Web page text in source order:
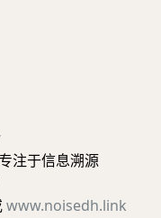
注于信息溯源
www.noisedh.link